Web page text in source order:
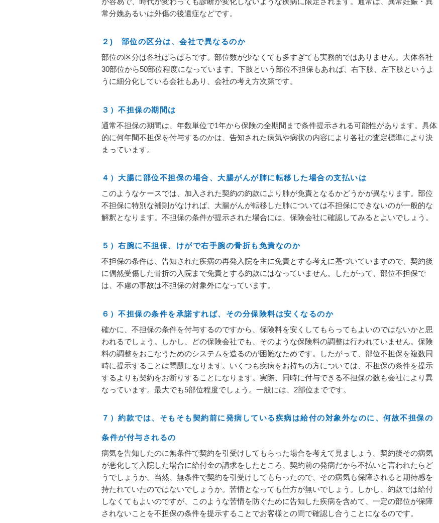
常分娩あるいは外傷の後遺症などです。
２) 部位の区分は、会社で異なるのか
部位の区分は各社ばらばらです。部位数が少なくても多すぎても実務的ではありません。大体各社
30部位から50部位程度になっています。下肢という部位不担保もあれば、右下肢、左下肢というよ
うに細分化している会社もあり、会社の考え方次第です。
３）不担保の期間は
通常不担保の期間は、年数単位で1年から保険の全期間まで条件提示される可能性があります。具体
的に何年間不担保を付与するのかは、告知された病気や病状の内容により各社の査定標準により決
まっています。
４）大腸に部位不担保の場合、大腸がんが肺に転移した場合の支払いは
このようなケースでは、加入された契約の約款により肺が免責となるかどうかが異なります。部位
不担保に特別な補則がなければ、大腸がんが転移した肺については不担保にできないのが一般的な
解釈となります。不担保の条件が提示された場合には、保険会社に確認してみるとよいでしょう。
５）右腕に不担保、けがで右手腕の骨折も免責なのか
不担保の条件は、告知された疾病の再発入院を主に免責とする考えに基づいていますので、契約後
に偶然受傷した骨折の入院まで免責とする約款にはなっていません。したがって、部位不担保で
は、不慮の事故は不担保の対象外になっています。
６）不担保の条件を承諾すれば、その分保険料は安くなるのか
確かに、不担保の条件を付与するのですから、保険料を安くしてもらってもよいのではないかと思
われるでしょう。しかし、どの保険会社でも、そのような保険料の調整は行われていません。保険
料の調整をおこなうためのシステムを造るのが困難なためです。したがって、部位不担保を複数同
時に提示することは問題になります。いくつも疾病をお持ちの方については、不担保の条件を提示
するよりも契約をお断りすることになります。実際、同時に付与できる不担保の数も会社により異
なっています。最大でも5部位程度でしょう。一般には、2部位までです。
７）約款では、そもそも契約前に発病している疾病は給付の対象外なのに、何故不担保の
条件が付与されるの
病気を告知したのに無条件で契約を引受けしてもらった場合を考えて見ましょう。契約後その病気
が悪化して入院した場合に給付金の請求をしたところ、契約前の発病だから不払いと言われたらど
うでしょうか。当然、無条件で契約を引受けしてもらったので、その病気も保障されると期待感を
持たれていたのではないでしょうか。苦情となっても仕方が無いでしょう。しかし、約款では給付
しなくてもよいのですが、このような苦情を防ぐために告知した疾病を含めて、一定の部位が保障
されないことを不担保の条件を提示することでお客様との間で確認し合うことになるのです。